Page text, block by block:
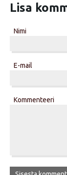
Lisa
Nimi
E-mail
Kommenteeri